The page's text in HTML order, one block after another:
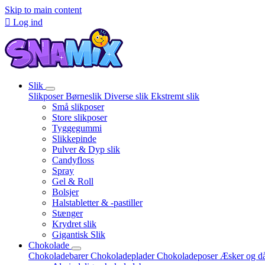
Skip to main content
 Log ind
Slik
SlikposerBørneslik Diverse slik Ekstremt slik
Små slikposer
Store slikposer
Tyggegummi
Slikkepinde
Pulver & Dyp slik
Candyfloss
Spray
Gel & Roll
Bolsjer
Halstabletter & -pastiller
Stænger
Krydret slik
Gigantisk Slik
Chokolade
ChokoladebarerChokoladepladerChokoladeposer Æsker og